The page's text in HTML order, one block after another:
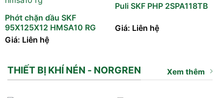
Phớt chặn dầu SKF
95X125X12 HMSA10 RG
Giá: Liên hệ
Puli SKF PHP 2SPA118TB
Giá: Liên hệ
THIẾT BỊ KHÍ NÉN - NORGREN Xem thêm